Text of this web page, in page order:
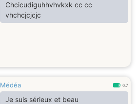
Chcicudiguhhvhvkxk cc cc
vhchcjcjcjc
Médéa 0.7
Je suis sérieux et beau